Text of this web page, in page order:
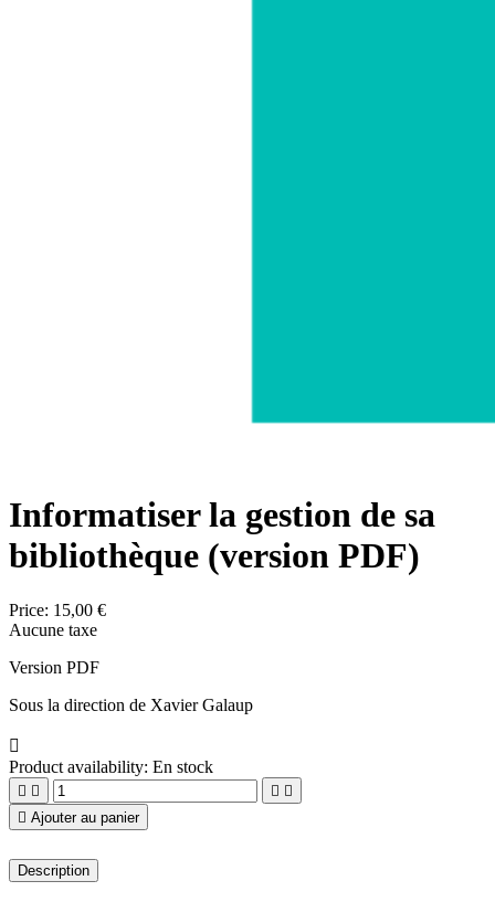
Informatiser la gestion de sa
bibliothèque (version PDF)
Price: 15,00 €
Aucune taxe
Version PDF
Sous la direction de Xavier Galaup

Product availability: En stock
   
 Ajouter au panier
Description